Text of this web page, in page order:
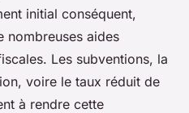
initial conséquent,
nombreuses aides
Les subventions, la
voire le taux réduit de
à rendre cette